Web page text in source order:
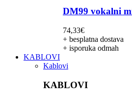
DM99 vokalni
74,33€
+ besplatna dostava
+ isporuka odmah
KABLOVI
Kablovi
KABLOVI